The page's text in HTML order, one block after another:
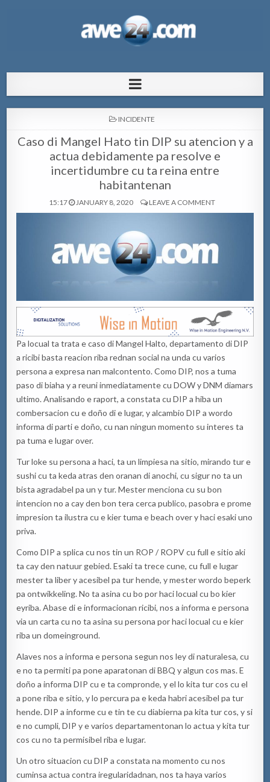
pa Aruba
POSTED
INCIDENTE
Caso di Mangel Hato tin DIP su atencion y a
actua debidamente pa resolve e
incertidumbre cu ta reina entre
habitantenan
15:17 JANUARY 8, 2020 LEAVE A COMMENT
Pa locual ta trata e caso di Mangel Halto, departamento di DIP
a ricibi basta reacion riba rednan social na unda cu varios
persona a expresa nan malcontento. Como DIP, nos a tuma
paso di biaha y a reuni inmediatamente cu DOW y DNM diamars
ultimo. Analisando e raport, a constata cu DIP a hiba un
combersacion cu e doño di e lugar, y alcambio DIP a wordo
informa di parti e doño, cu nan ningun momento su interes ta
pa tuma e lugar over.
Tur loke su persona a haci, ta un limpiesa na sitio, mirando tur e
sushi cu ta keda atras den oranan di anochi, cu sigur no ta un
bista agradabel pa un y tur. Mester menciona cu su bon
intencion no a cay den bon tera cerca publico, pasobra e prome
impresion ta ilustra cu e kier tuma e beach over y haci esaki uno
priva.
Como DIP a splica cu nos tin un ROP / ROPV cu full e sitio aki
ta cay den natuur gebied. Esaki ta trece cune, cu full e lugar
mester ta liber y acesibel pa tur hende, y mester wordo beperk
pa ontwikkeling. No ta asina cu bo por haci locual cu bo kier
eyriba. Abase di e informacionan ricibi, nos a informa e persona
via un carta cu no ta asina su persona por haci locual cu e kier
riba un domeinground.
Alaves nos a informa e persona segun nos ley di naturalesa, cu
e no ta permiti pa pone aparatonan di BBQ y algun cos mas. E
doño a informa DIP cu e ta compronde, y el lo kita tur cos cu el
a pone riba e sitio, y lo percura pa e keda habri acesibel pa tur
hende. DIP a informe cu e tin te cu diabierna pa kita tur cos, y si
e no cumpli, DIP y e varios departamentonan lo actua y kita tur
cos cu no ta permisibel riba e lugar.
Un otro situacion cu DIP a constata na momento cu nos
cuminsa actua contra iregularidadnan, nos ta haya varios